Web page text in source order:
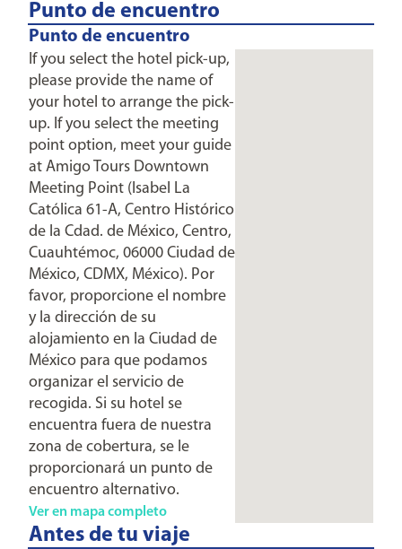
Punto de encuentro
Punto de encuentro
If you select the hotel pick-up,
please provide the name of
your hotel to arrange the pick-
up. If you select the meeting
point option, meet your guide
at Amigo Tours Downtown
Meeting Point (Isabel La
Católica 61-A, Centro Histórico
de la Cdad. de México, Centro,
Cuauhtémoc, 06000 Ciudad de
México, CDMX, México). Por
favor, proporcione el nombre
y la dirección de su
alojamiento en la Ciudad de
México para que podamos
organizar el servicio de
recogida. Si su hotel se
encuentra fuera de nuestra
zona de cobertura, se le
proporcionará un punto de
encuentro alternativo.
Ver en mapa completo
Antes de tu viaje